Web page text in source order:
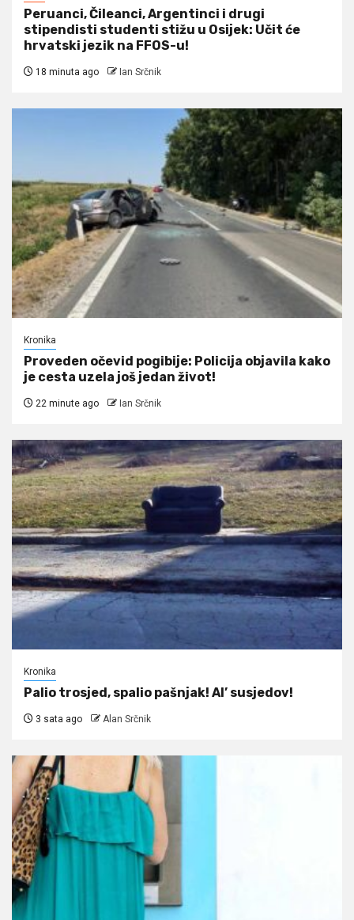
Peruanci, Čileanci, Argentinci i drugi
stipendisti studenti stižu u Osijek: Učit će
hrvatski jezik na FFOS-u!
18 minuta ago Ian Srčnik
Kronika
Proveden očevid pogibije: Policija objavila kako
je cesta uzela još jedan život!
22 minute ago Ian Srčnik
Kronika
Palio trosjed, spalio pašnjak! Al’ susjedov!
3 sata ago Alan Srčnik